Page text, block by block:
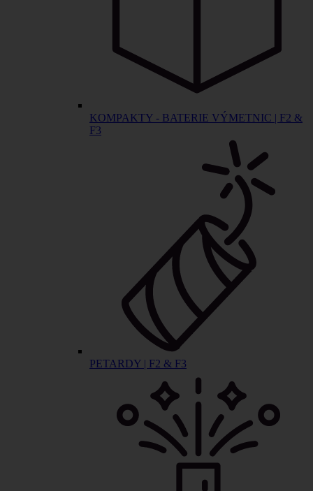
KOMPAKTY - BATERIE VÝMETNIC | F2 &
F3
PETARDY | F2 & F3